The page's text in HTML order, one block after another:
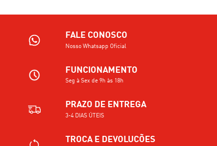
FALE CONOSCO
Nosso Whatsapp Oficial
FUNCIONAMENTO
Seg à Sex de 9h às 18h
PRAZO DE ENTREGA
3-4 DIAS ÚTEIS
TROCA E DEVOLUCÕES